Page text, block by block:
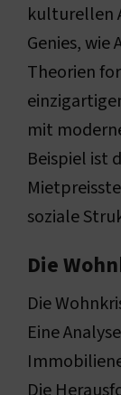
kulturellen
Genies,
Theorien
mit
Beispiel ist
soziale
Die
Die
Eine